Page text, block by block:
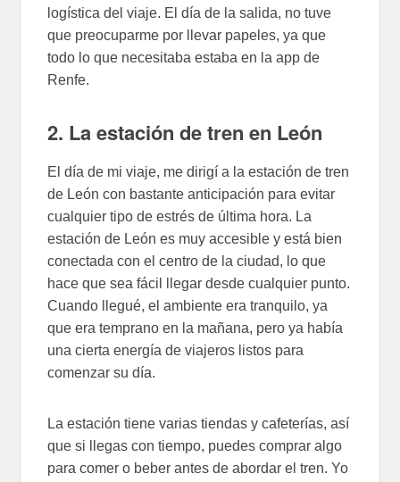
logística del viaje. El día de la salida, no tuve
que preocuparme por llevar papeles, ya que
todo lo que necesitaba estaba en la app de
Renfe.
2. La estación de tren en León
El día de mi viaje, me dirigí a la estación de tren
de León con bastante anticipación para evitar
cualquier tipo de estrés de última hora. La
estación de León es muy accesible y está bien
conectada con el centro de la ciudad, lo que
hace que sea fácil llegar desde cualquier punto.
Cuando llegué, el ambiente era tranquilo, ya
que era temprano en la mañana, pero ya había
una cierta energía de viajeros listos para
comenzar su día.
La estación tiene varias tiendas y cafeterías, así
que si llegas con tiempo, puedes comprar algo
para comer o beber antes de abordar el tren. Yo